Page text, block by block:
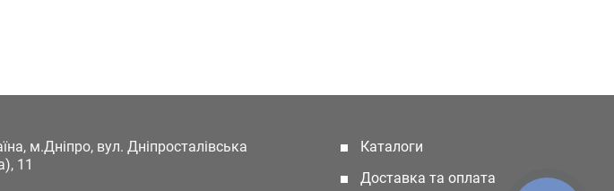
м.Дніпро, вул. Дніпросталівська
11
Каталоги
Доставка та оплата